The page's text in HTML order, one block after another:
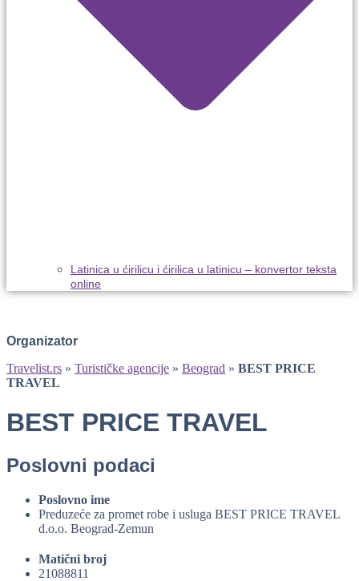
Latinica u ćirilicu i ćirilica u latinicu – konvertor teksta
online
Organizator
Travelist.rs » Turističke agencije » Beograd » BEST PRICE
TRAVEL
BEST PRICE TRAVEL
Poslovni podaci
Poslovno ime
Preduzeće za promet robe i usluga BEST PRICE TRAVEL
d.o.o. Beograd-Zemun
Matični broj
21088811